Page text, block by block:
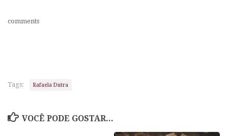
comments
Tags: Rafaela Dutra
VOCÊ PODE GOSTAR...